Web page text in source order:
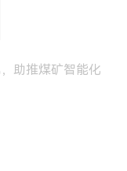
助推煤矿智能化